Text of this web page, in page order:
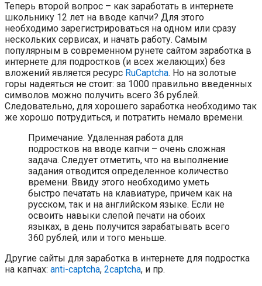
Теперь второй вопрос – как заработать в интернете
школьнику 12 лет на вводе капчи? Для этого
необходимо зарегистрироваться на одном или сразу
нескольких сервисах, и начать работу. Самым
популярным в современном рунете сайтом заработка в
интернете для подростков (и всех желающих) без
вложений является ресурс RuCaptcha. Но на золотые
горы надеяться не стоит: за 1000 правильно введенных
символов можно получить всего 36 рублей.
Следовательно, для хорошего заработка необходимо так
же хорошо потрудиться, и потратить немало времени.
Примечание. Удаленная работа для
подростков на вводе капчи – очень сложная
задача. Следует отметить, что на выполнение
задания отводится определенное количество
времени. Ввиду этого необходимо уметь
быстро печатать на клавиатуре, причем как на
русском, так и на английском языке. Если не
освоить навыки слепой печати на обоих
языках, в день получится зарабатывать всего
360 рублей, или и того меньше.
Другие сайты для заработка в интернете для подростка
на капчах: anti-captcha, 2captcha, и пр.